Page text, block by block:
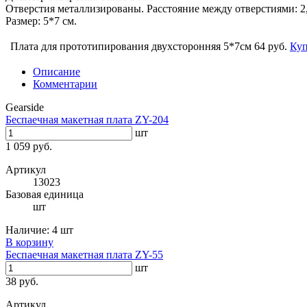
Отверстия металлизированы. Расстояние между отверстиями:
Размер: 5*7 см.
Плата для прототипирования двухсторонняя 5*7см 64 руб.
Описание
Комментарии
Gearside
Беспаечная макетная плата ZY-204
шт
1 059 руб.
Артикул
13023
Базовая единица
шт
Наличие: 4 шт
В корзину
Беспаечная макетная плата ZY-55
шт
38 руб.
Артикул